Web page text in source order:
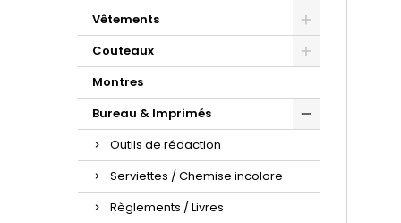
Vêtements
Couteaux
Montres
Bureau & Imprimés
Outils de rédaction
Serviettes / Chemise incolore
Règlements / Livres